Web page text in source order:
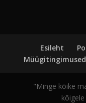
Esileht
Müügitingimused
"Minge kõike